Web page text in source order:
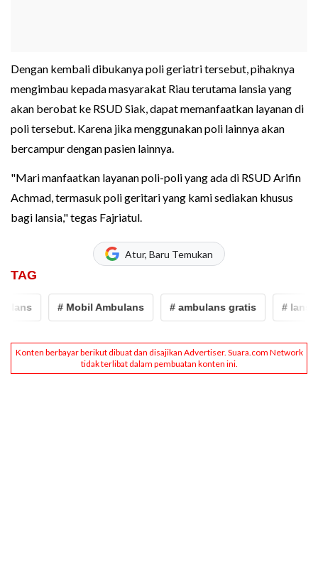
Dengan kembali dibukanya poli geriatri tersebut, pihaknya
mengimbau kepada masyarakat Riau terutama lansia yang
akan berobat ke RSUD Siak, dapat memanfaatkan layanan di
poli tersebut. Karena jika menggunakan poli lainnya akan
bercampur dengan pasien lainnya.
"Mari manfaatkan layanan poli-poli yang ada di RSUD Arifin
Achmad, termasuk poli geritari yang kami sediakan khusus
bagi lansia," tegas Fajriatul.
Atur, Baru Temukan
TAG
# Mobil Ambulans # ambulans gratis # lansia